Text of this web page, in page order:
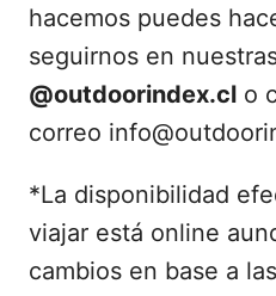
hacemos puedes
seguirnos en
@outdoorindex.cl o
correo
*La disponibilidad
viajar está online
cambios en base a